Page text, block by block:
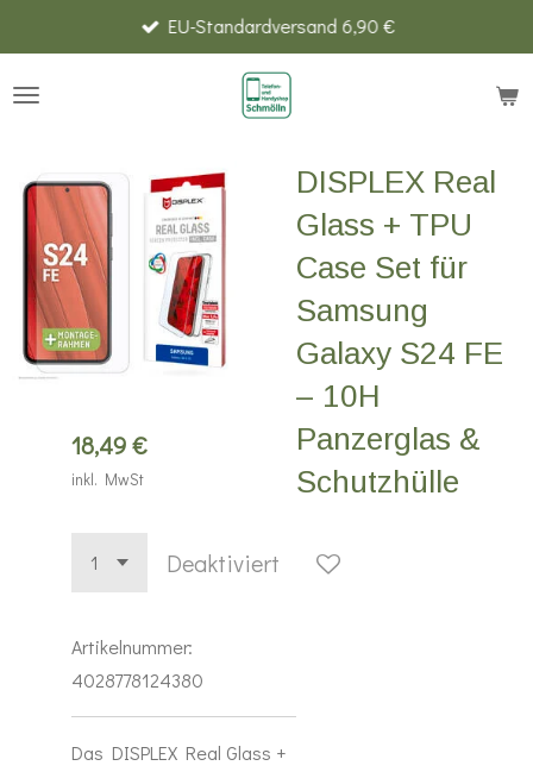
Hauptinhalt
springen
EU-Standardversand 6,90 €
DISPLEX Real
Glass + TPU
Case Set für
Samsung
Galaxy S24 FE
– 10H
Panzerglas &
Schutzhülle
18,49 €
inkl. MwSt
Deaktiviert
Artikelnummer:
4028778124380
Das DISPLEX Real Glass +